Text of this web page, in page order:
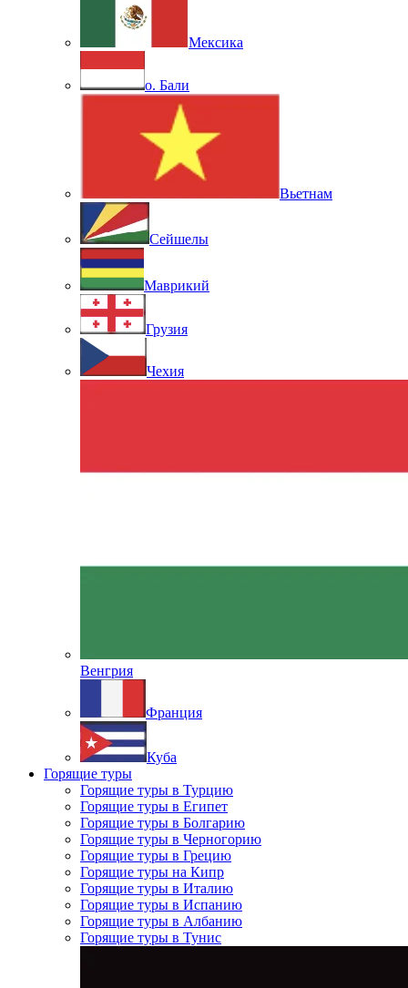
Мексика
о. Бали
Вьетнам
Сейшелы
Маврикий
Грузия
Чехия
Венгрия
Франция
Куба
Горящие туры
Горящие туры в Турцию
Горящие туры в Египет
Горящие туры в Болгарию
Горящие туры в Черногорию
Горящие туры в Грецию
Горящие туры на Кипр
Горящие туры в Италию
Горящие туры в Испанию
Горящие туры в Албанию
Горящие туры в Тунис